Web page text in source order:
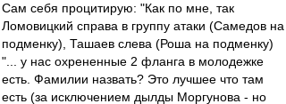
Сам себя процитирую: "Как по мне, так
Ломовицкий справа в группу атаки (Самедов на
подменку), Ташаев слева (Роша на подменку)
"... у нас охрененные 2 фланга в молодежке
есть. Фамилии назвать? Это лучшее что там
есть (за исключением дылды Моргунова - но